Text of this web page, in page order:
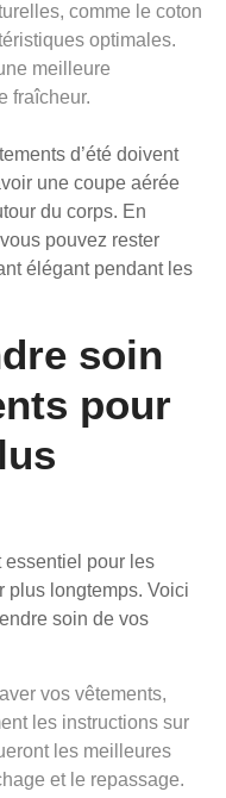
comme le coton
optimales.
meilleure
fraîcheur.
d’été doivent
une coupe aérée
du corps. En
pouvez rester
élégant pendant les
soin
pour
essentiel pour les
plus longtemps. Voici
soin de vos
vos vêtements,
les instructions sur
les meilleures
et le repassage.